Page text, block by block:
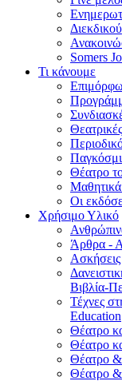
Somers
Τι κάνουμε
Θέατρο
Οι
Χρήσιμο Υλικό
Άρθρα -
Βιβλία-
Τέχνες
Education
Θέατρο
Θέατρο
Θέατρο
Θέατρο